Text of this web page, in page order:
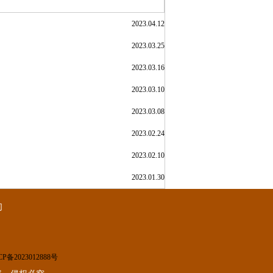
2023.04.12
2023.03.25
2023.03.16
2023.03.10
2023.03.08
2023.02.24
2023.02.10
2023.01.30
备2023012888号